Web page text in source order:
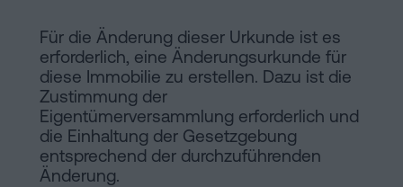
Für die Änderung dieser Urkunde ist es
erforderlich, eine Änderungsurkunde für
diese Immobilie zu erstellen. Dazu ist die
Zustimmung der
Eigentümerversammlung erforderlich und
die Einhaltung der Gesetzgebung
entsprechend der durchzuführenden
Änderung.